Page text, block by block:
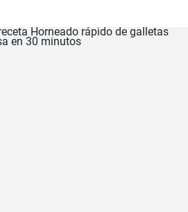
que hierva.